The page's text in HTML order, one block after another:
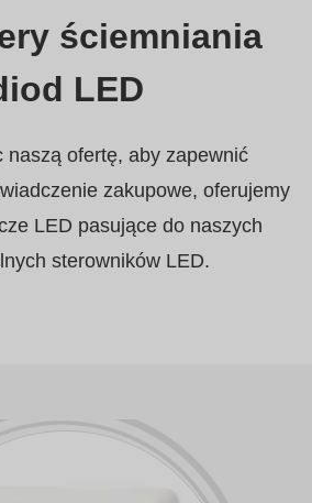
ściemniania
LED
naszą ofertę, aby zapewnić
zakupowe, oferujemy
LED pasujące do naszych
sterowników LED.